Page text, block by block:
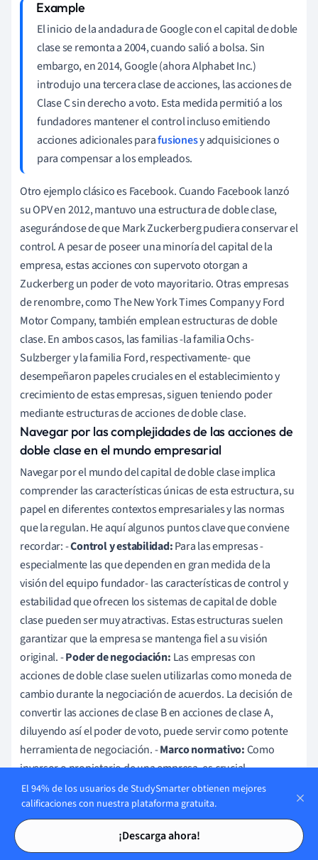
Tarjetas de estudio
Tarjetas de estudio
El inicio de la andadura de Google con el capital de doble
clase se remonta a 2004, cuando salió a bolsa. Sin
embargo, en 2014, Google (ahora Alphabet Inc.)
introdujo una tercera clase de acciones, las acciones de
Clase C sin derecho a voto. Esta medida permitió a los
fundadores mantener el control incluso emitiendo
acciones adicionales parafusionesy adquisiciones o
para compensar a los empleados.
Otro ejemplo clásico es Facebook. Cuando Facebook lanzó
su OPV en 2012, mantuvo una estructura de doble clase,
asegurándose de que Mark Zuckerberg pudiera conservar el
control. A pesar de poseer una minoría del capital de la
empresa, estas acciones con supervoto otorgan a
Zuckerberg un poder de voto mayoritario. Otras empresas
de renombre, como The New York Times Company y Ford
Motor Company, también emplean estructuras de doble
clase. En ambos casos, las familias -la familia Ochs-
Sulzberger y la familia Ford, respectivamente- que
desempeñaron papeles cruciales en el establecimiento y
crecimiento de estas empresas, siguen teniendo poder
mediante estructuras de acciones de doble clase.
Navegar por las complejidades de las acciones de
doble clase en el mundo empresarial
Navegar por el mundo del capital de doble clase implica
comprender las características únicas de esta estructura, su
papel en diferentes contextos empresariales y las normas
que la regulan. He aquí algunos puntos clave que conviene
recordar: -Control y estabilidad:Para las empresas -
especialmente las que dependen en gran medida de la
visión del equipo fundador- las características de control y
estabilidad que ofrecen los sistemas de capital de doble
clase pueden ser muy atractivas. Estas estructuras suelen
garantizar que la empresa se mantenga fiel a su visión
original. -Poder de negociación: Las empresas con
acciones de doble clase suelen utilizarlas como moneda de
cambio durante la negociación de acuerdos. La decisión de
convertir las acciones de clase B en acciones de clase A,
diluyendo así el poder de voto, puede servir como potente
herramienta de negociación. -Marco normativo:Como
inversor o propietario de una empresa, es crucial
comprender el marco regulador que rodea a las acciones de
doble clase. Las distintas bolsas devalores
conjunto de normas y restricciones sobre las acciones de
doble clase. Por ejemplo, la Bolsa de Londres no admite
El 94% de los usuarios de StudySmarter obtienen mejores
calificaciones con nuestra plataforma gratuita.
¡Descarga ahora!